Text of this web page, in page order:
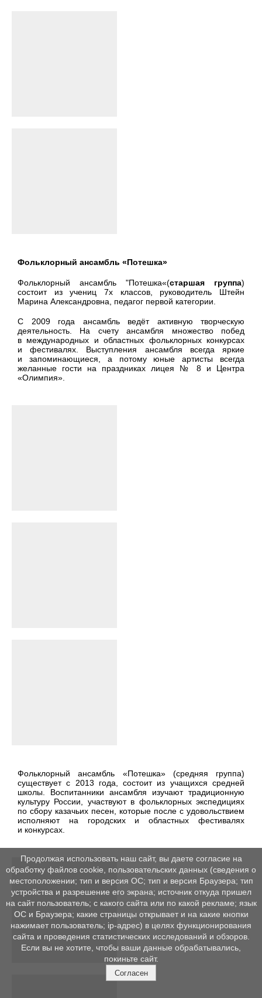
Фольклорный ансамбль «Потешка»
Фольклорный ансамбль "Потешка«(старшая группа)
состоит из учениц 7х классов, руководитель Штейн
Марина Александровна, педагог первой категории.
С 2009 года ансамбль ведёт активную творческую
деятельность. На счету ансамбля множество побед
в международных и областных фольклорных конкурсах
и фестивалях. Выступления ансамбля всегда яркие
и запоминающиеся, а потому юные артисты всегда
желанные гости на праздниках лицея № 8 и Центра
«Олимпия».
Фольклорный ансамбль «Потешка» (средняя группа)
существует с 2013 года, состоит из учащихся средней
школы. Воспитанники ансамбля изучают традиционную
культуру России, участвуют в фольклорных экспедициях
по сбору казачьих песен, которые после с удовольствием
исполняют на городских и областных фестивалях
и конкурсах.
Продолжая использовать наш сайт, вы даете согласие на
обработку файлов cookie, пользовательских данных (сведения о
местоположении; тип и версия ОС; тип и версия Браузера; тип
устройства и разрешение его экрана; источник откуда пришел
на сайт пользователь; с какого сайта или по какой рекламе; язык
ОС и Браузера; какие страницы открывает и на какие кнопки
нажимает пользователь; ip-адрес) в целях функционирования
сайта и проведения статистических исследований и обзоров.
Если вы не хотите, чтобы ваши данные обрабатывались,
покиньте сайт.
Согласен